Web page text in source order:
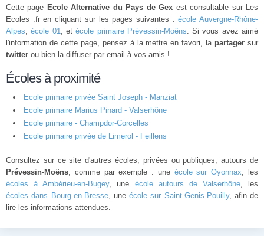
Cette page Ecole Alternative du Pays de Gex est consultable sur Les
Ecoles .fr en cliquant sur les pages suivantes :école Auvergne-Rhône-
Alpes,école 01, etécole primaire Prévessin-Moëns. Si vous avez aimé
l'information de cette page, pensez à la mettre en favori, la partager sur
twitter ou bien la diffuser par email à vos amis !
Écoles à proximité
Ecole primaire privée Saint Joseph - Manziat
Ecole primaire Marius Pinard - Valserhône
Ecole primaire - Champdor-Corcelles
Ecole primaire privée de Limerol - Feillens
Consultez sur ce site d'autres écoles, privées ou publiques, autours de
Prévessin-Moëns, comme par exemple : une école sur Oyonnax, les
écoles à Ambérieu-en-Bugey, une école autours de Valserhône, les
écoles dans Bourg-en-Bresse, une école sur Saint-Genis-Pouilly, afin de
lire les informations attendues.